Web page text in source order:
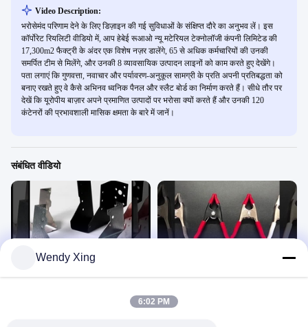
Video Description:
भरोसेमंद परिणाम देने के लिए डिज़ाइन की गई सुविधाओं के संक्षिप्त दौरे का अनुभव लें। इस
कॉर्पोरेट रियलिटी वीडियो में, आप हेबेई रूआओ न्यू मटेरियल टेक्नोलॉजी कंपनी लिमिटेड की
17,300m2 फैक्ट्री के अंदर एक विशेष नज़र डालेंगे, 65 से अधिक कर्मचारियों की उनकी
समर्पित टीम से मिलेंगे, और उनकी 8 व्यावसायिक उत्पादन लाइनों को काम करते हुए देखेंगे।
पता लगाएं कि गुणवत्ता, नवाचार और पर्यावरण-अनुकूल सामग्री के प्रति अपनी प्रतिबद्धता को
बनाए रखते हुए वे कैसे अभिनव ध्वनिक पैनल और स्लैट बोर्ड का निर्माण करते हैं। सीधे तौर पर
देखें कि यूरोपीय बाज़ार अपने प्रमाणित उत्पादों पर भरोसा क्यों करते हैं और उनकी 120
कंटेनरों की प्रभावशाली मासिक क्षमता के बारे में जानें।
संबंधित वीडियो
February 01, 2024
Wendy Xing
6:02 PM